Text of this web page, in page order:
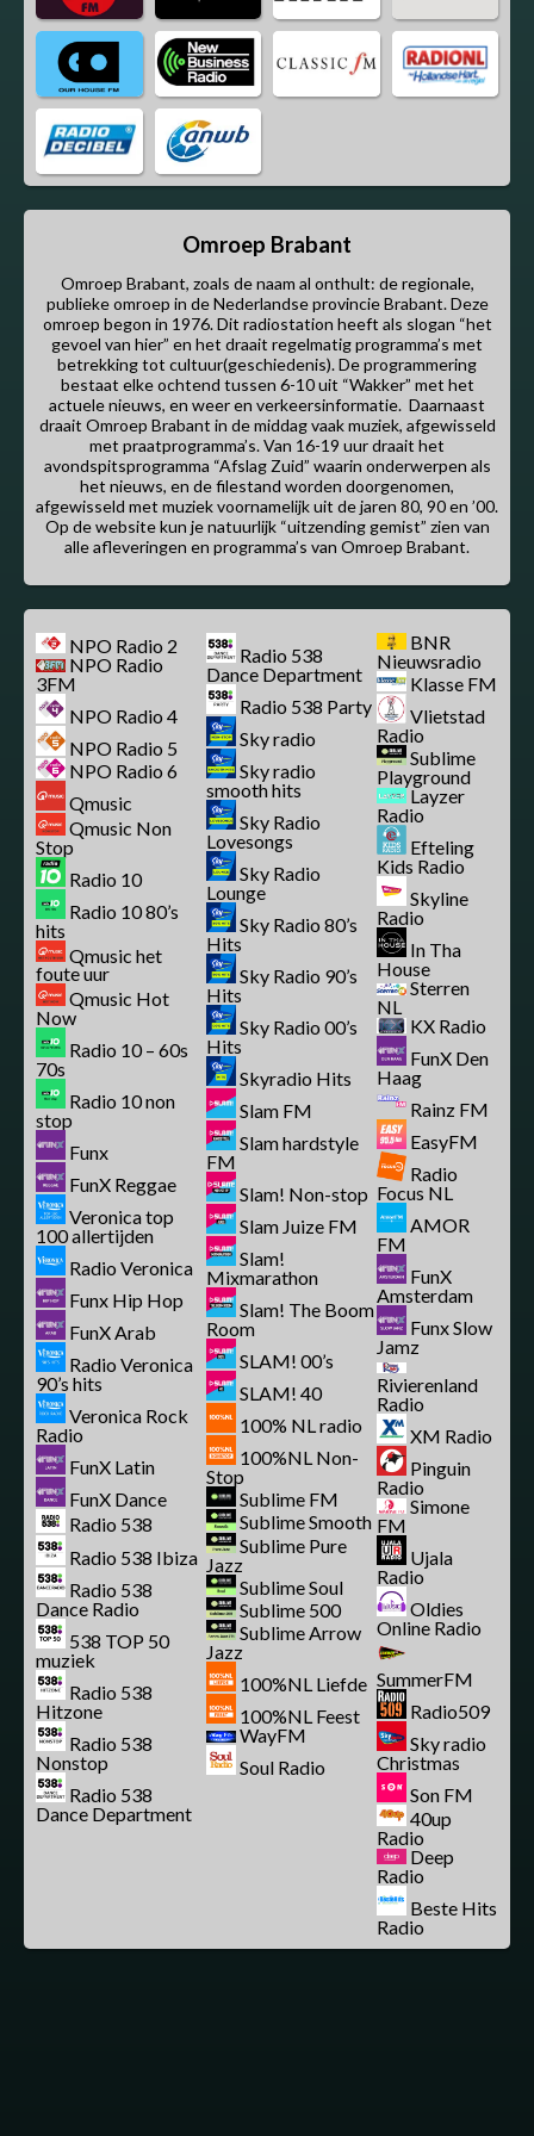
Omroep Brabant
Omroep Brabant, zoals de naam al onthult: de regionale,
publieke omroep in de Nederlandse provincie Brabant. Deze
omroep begon in 1976. Dit radiostation heeft als slogan “het
gevoel van hier” en het draait regelmatig programma’s met
betrekking tot cultuur(geschiedenis). De programmering
bestaat elke ochtend tussen 6-10 uit “Wakker” met het
actuele nieuws, en weer en verkeersinformatie. Daarnaast
draait Omroep Brabant in de middag vaak muziek, afgewisseld
met praatprogramma’s. Van 16-19 uur draait het
avondspitsprogramma “Afslag Zuid” waarin onderwerpen als
het nieuws, en de filestand worden doorgenomen,
afgewisseld met muziek voornamelijk uit de jaren 80, 90 en ’00.
Op de website kun je natuurlijk “uitzending gemist” zien van
alle afleveringen en programma’s van Omroep Brabant.
NPO Radio 2
NPO Radio
3FM
NPO Radio 4
NPO Radio 5
NPO Radio 6
Qmusic
Qmusic Non
Stop
Radio 10
Radio 10 80’s
hits
Qmusic het
foute uur
Qmusic Hot
Now
Radio 10 – 60s
70s
Radio 10 non
stop
Funx
FunX Reggae
Veronica top
100 allertijden
Radio Veronica
Funx Hip Hop
FunX Arab
Radio Veronica
90’s hits
Veronica Rock
Radio
FunX Latin
FunX Dance
Radio 538
Radio 538 Ibiza
Radio 538
Dance Radio
538 TOP 50
muziek
Radio 538
Hitzone
Radio 538
Nonstop
Radio 538
Dance Department
Radio 538
Dance Department
Radio 538 Party
Sky radio
Sky radio
smooth hits
Sky Radio
Lovesongs
Sky Radio
Lounge
Sky Radio 80’s
Hits
Sky Radio 90’s
Hits
Sky Radio 00’s
Hits
Skyradio Hits
Slam FM
Slam hardstyle
FM
Slam! Non-stop
Slam Juize FM
Slam!
Mixmarathon
Slam! The Boom
Room
SLAM! 00’s
SLAM! 40
100% NL radio
100%NL Non-
Stop
Sublime FM
Sublime Smooth
Sublime Pure
Jazz
Sublime Soul
Sublime 500
Sublime Arrow
Jazz
100%NL Liefde
100%NL Feest
WayFM
Soul Radio
BNR
Nieuwsradio
Klasse FM
Vlietstad
Radio
Sublime
Playground
Layzer
Radio
Efteling
Kids Radio
Skyline
Radio
In Tha
House
Sterren
NL
KX Radio
FunX Den
Haag
Rainz FM
EasyFM
Radio
Focus NL
AMOR
FM
FunX
Amsterdam
Funx Slow
Jamz
Rivierenland
Radio
XM Radio
Pinguin
Radio
Simone
FM
Ujala
Radio
Oldies
Online Radio
SummerFM
Radio509
Sky radio
Christmas
Son FM
40up
Radio
Deep
Radio
Beste Hits
Radio